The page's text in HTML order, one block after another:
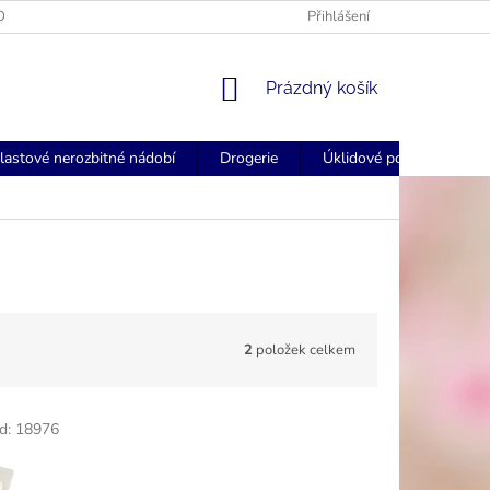
UBROUSKY - FORSTCZ FORSTCZ DOPRAVA ZDARMA
Přihlášení
NÁKUPNÍ
Prázdný košík
nerozbitné nádobí Drogerie Úklidové pomůcky
2 položek celkem
18976